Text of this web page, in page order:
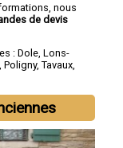
nous
de devis
: Dole, Lons-
, Poligny, Tavaux,